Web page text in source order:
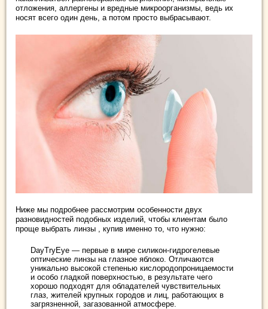
отложения, аллергены и вредные микроорганизмы, ведь их
носят всего один день, а потом просто выбрасывают.
Ниже мы подробнее рассмотрим особенности двух
разновидностей подобных изделий, чтобы клиентам было
проще выбрать линзы , купив именно то, что нужно:
DayTryEye — первые в мире силикон-гидрогелевые
оптические линзы на глазное яблоко. Отличаются
уникально высокой степенью кислородопроницаемости
и особо гладкой поверхностью, в результате чего
хорошо подходят для обладателей чувствительных
глаз, жителей крупных городов и лиц, работающих в
загрязненной, загазованной атмосфере.